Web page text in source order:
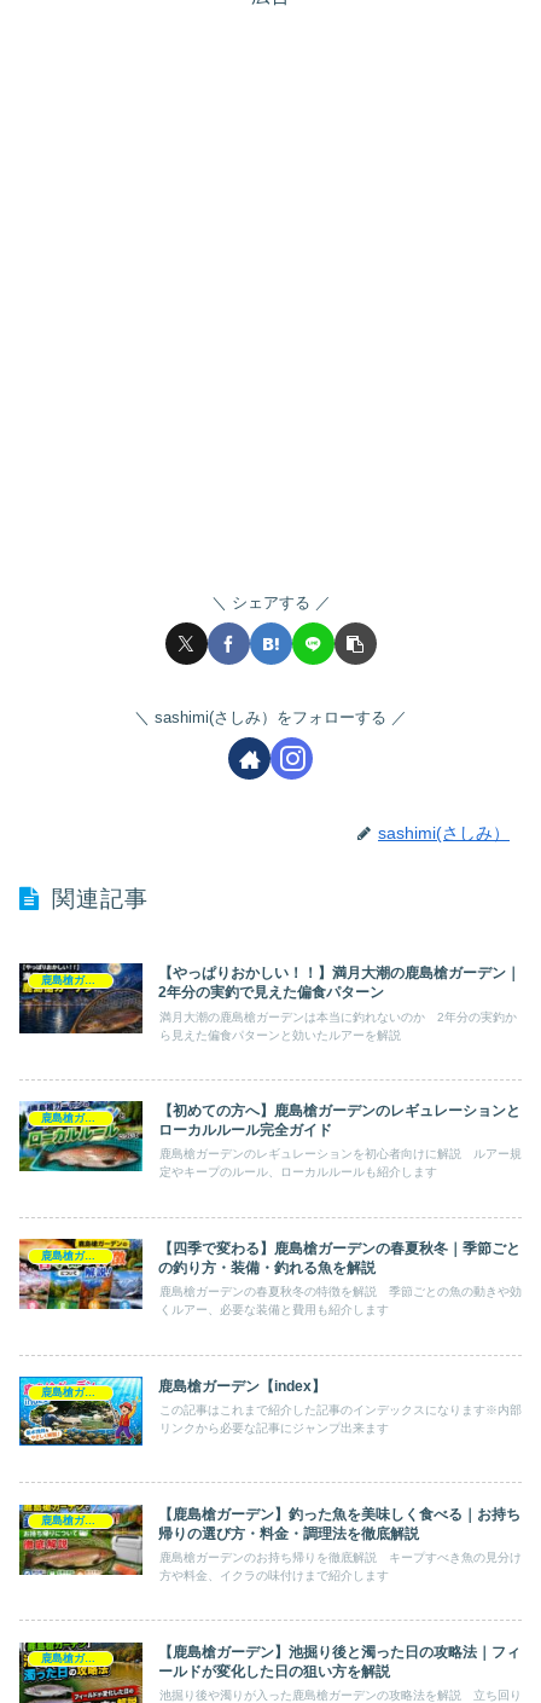
シェアする
sashimi(さしみ）をフォローする
sashimi(さしみ）
関連記事
鹿島槍ガーデン
【やっぱりおかしい！！】満月大潮の鹿島槍ガーデン｜
2年分の実釣で見えた偏食パターン
満月大潮の鹿島槍ガーデンは本当に釣れないのか 2年分の実釣か
ら見えた偏食パターンと効いたルアーを解説
鹿島槍ガーデン
【初めての方へ】鹿島槍ガーデンのレギュレーションと
ローカルルール完全ガイド
鹿島槍ガーデンのレギュレーションを初心者向けに解説 ルアー規
定やキープのルール、ローカルルールも紹介します
鹿島槍ガーデン
【四季で変わる】鹿島槍ガーデンの春夏秋冬｜季節ごと
の釣り方・装備・釣れる魚を解説
鹿島槍ガーデンの春夏秋冬の特徴を解説 季節ごとの魚の動きや効
くルアー、必要な装備と費用も紹介します
鹿島槍ガーデン 鹿島槍ガーデン【index】
この記事はこれまで紹介した記事のインデックスになります※内部
リンクから必要な記事にジャンプ出来ます
鹿島槍ガーデン
【鹿島槍ガーデン】釣った魚を美味しく食べる｜お持ち
帰りの選び方・料金・調理法を徹底解説
鹿島槍ガーデンのお持ち帰りを徹底解説 キープすべき魚の見分け
方や料金、イクラの味付けまで紹介します
鹿島槍ガーデン
【鹿島槍ガーデン】池掘り後と濁った日の攻略法｜フィ
ールドが変化した日の狙い方を解説
池掘り後や濁りが入った鹿島槍ガーデンの攻略法を解説 立ち回り